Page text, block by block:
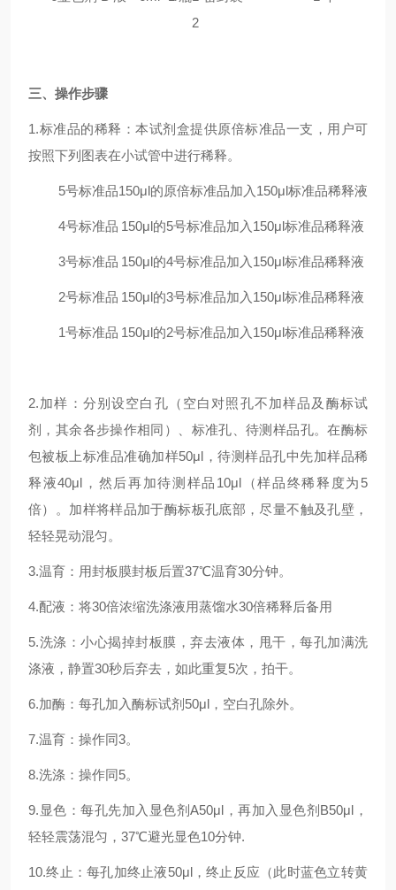
2
三、操作步骤
1.标准品的稀释：本试剂盒提供原倍标准品一支，用户可
按照下列图表在小试管中进行稀释。
5号标准品150μl的原倍标准品加入150μl标准品稀释液
4号标准品 150μl的5号标准品加入150μl标准品稀释液
3号标准品 150μl的4号标准品加入150μl标准品稀释液
2号标准品 150μl的3号标准品加入150μl标准品稀释液
1号标准品 150μl的2号标准品加入150μl标准品稀释液
2.加样：分别设空白孔（空白对照孔不加样品及酶标试
剂，其余各步操作相同）、标准孔、待测样品孔。在酶标
包被板上标准品准确加样50μl，待测样品孔中先加样品稀
释液40μl，然后再加待测样品10μl（样品终稀释度为5
倍）。加样将样品加于酶标板孔底部，尽量不触及孔壁，
轻轻晃动混匀。
3.温育：用封板膜封板后置37℃温育30分钟。
4.配液：将30倍浓缩洗涤液用蒸馏水30倍稀释后备用
5.洗涤：小心揭掉封板膜，弃去液体，甩干，每孔加满洗
涤液，静置30秒后弃去，如此重复5次，拍干。
6.加酶：每孔加入酶标试剂50μl，空白孔除外。
7.温育：操作同3。
8.洗涤：操作同5。
9.显色：每孔先加入显色剂A50μl，再加入显色剂B50μl，
轻轻震荡混匀，37℃避光显色10分钟.
10.终止：每孔加终止液50μl，终止反应（此时蓝色立转黄